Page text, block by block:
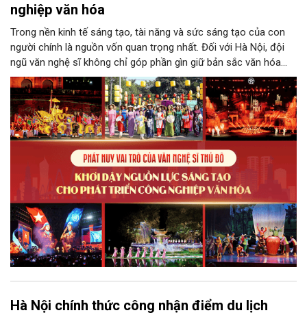
nghiệp văn hóa
Trong nền kinh tế sáng tạo, tài năng và sức sáng tạo của con
người chính là nguồn vốn quan trọng nhất. Đối với Hà Nội, đội
ngũ văn nghệ sĩ không chỉ góp phần gìn giữ bản sắc văn hóa
mà còn giữ vai trò trung tâm trong quá trình hình thành các sản
phẩm công nghiệp văn hóa có giá trị. Khơi dậy, phát huy và tạo
điều kiện để nguồn lực sáng tạo ấy phát triển sẽ là “chìa khóa”
để Hà Nội khai thác hiệu quả tiềm năng văn hóa, nâng cao năng
lực cạnh tranh và khẳng định vị thế của một trung tâm sáng tạo
trong kỷ nguyên mới.
Hà Nội chính thức công nhận điểm du lịch